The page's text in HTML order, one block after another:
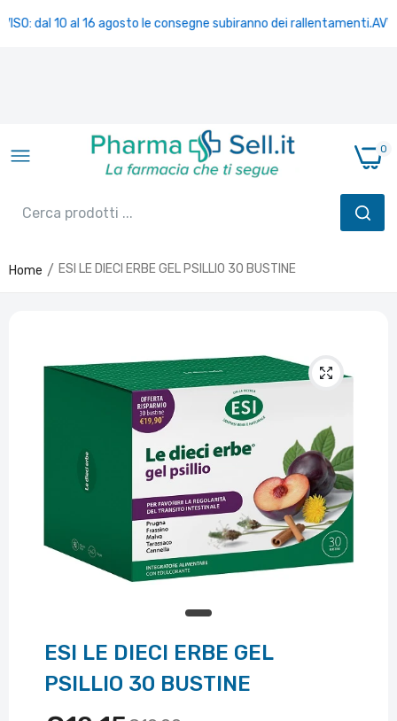
dal 10 al 16 agosto le consegne subiranno dei rallentamenti.
0
Home ESI LE DIECI ERBE GEL PSILLIO 30 BUSTINE
ESI LE DIECI ERBE GEL
PSILLIO 30 BUSTINE